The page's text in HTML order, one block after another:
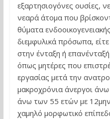
εξαρτησιογόνες ουσίες,
νεαρά άτομα που
θύματα
διεμφυλικά πρόσωπα,
στην ένταξη ή
όπως μητέρες που
εργασίας μετά την
μακροχρόνια άνεργοι
άνω των 55 ετών με
χαμηλό μορφωτικό